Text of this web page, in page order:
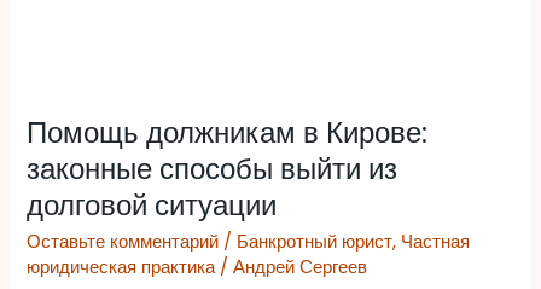
Помощь должникам в Кирове:
законные способы выйти из
долговой ситуации
Оставьте комментарий / Банкротный юрист, Частная
юридическая практика/Андрей Сергеев
в
Кирове:
способы
выйти
из